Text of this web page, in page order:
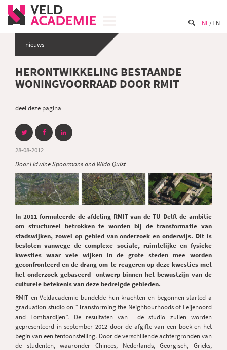
NL EN
nieuws
HERONTWIKKELING BESTAANDE
WONINGVOORRAAD DOOR RMIT
deel deze pagina
28-08-2012
Door Lidwine Spoormans and Wido Quist
In 2011 formuleerde de afdeling RMIT van de TU Delft de ambitie
om structureel betrokken te worden bij de transformatie van
stadswijken, zowel op gebied van onderzoek en onderwijs. Dit is
besloten vanwege de complexe sociale, ruimtelijke en fysieke
kwesties waar vele wijken in de grote steden mee worden
geconfronteerd en de drang om te reageren op deze kwesties met
het onderzoek gebaseerd ontwerp binnen het bewustzijn van de
culturele betekenis van deze bedreigde gebieden.
RMIT en Veldacademie bundelde hun krachten en begonnen started a
graduation studio on “Transforming the Neighbourhoods of Feijenoord
and Lombardijen”. De resultaten van de studio zullen worden
gepresenteerd in september 2012 door de afgifte van een boek en het
begin van een tentoonstelling. Door de verschillende achtergronden van
de studenten, waaronder Chinees, Nederlands, Georgisch, Grieks,